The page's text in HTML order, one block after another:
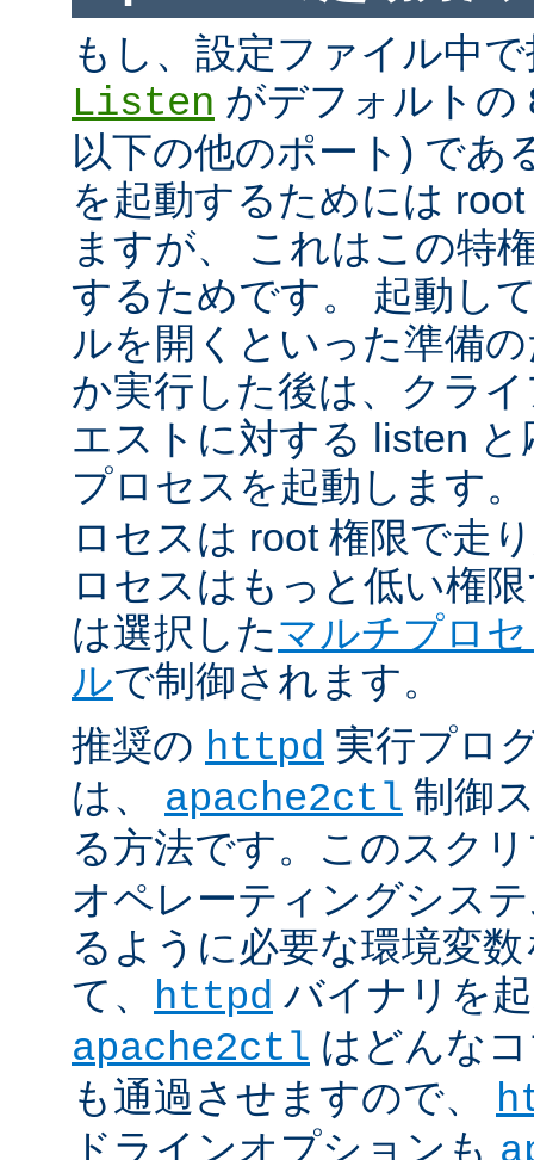
もし、設定ファイル中
Listen がデフォルトの
以下の他のポート) であ
を起動するためには
ますが、 これはこの特
するためです。 起動し
ルを開くといった準備
か実行した後は、クラ
エストに対する listen
プロセスを起動します
ロセスは root 権限で走
ロセスはもっと低い権
は選択したマルチプロ
ルで制御されます。
推奨の httpd 実行プロ
は、 apache2ctl 制御
る方法です。このスク
オペレーティングシス
るように必要な環境変
て、 httpd バイナリを
apache2ctl はどんな
も通過させますので、
ドラインオプションも